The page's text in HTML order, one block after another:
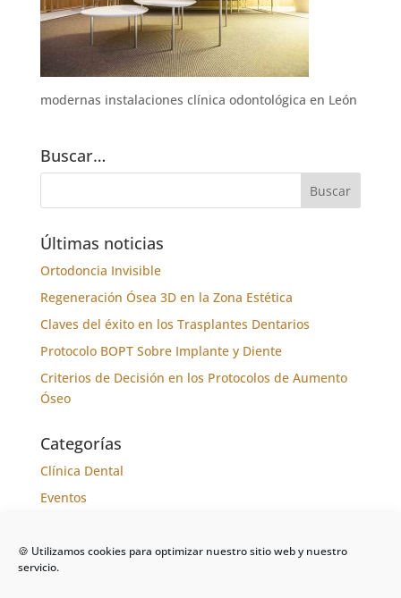
🍪 Utilizamos cookies para optimizar nuestro sitio web y nuestro
servicio.
modernas instalaciones clínica odontológica en León
Buscar…
Últimas noticias
Ortodoncia Invisible
Regeneración Ósea 3D en la Zona Estética
Claves del éxito en los Trasplantes Dentarios
Protocolo BOPT Sobre Implante y Diente
Criterios de Decisión en los Protocolos de Aumento
Óseo
Categorías
Clínica Dental
Eventos
Noticias